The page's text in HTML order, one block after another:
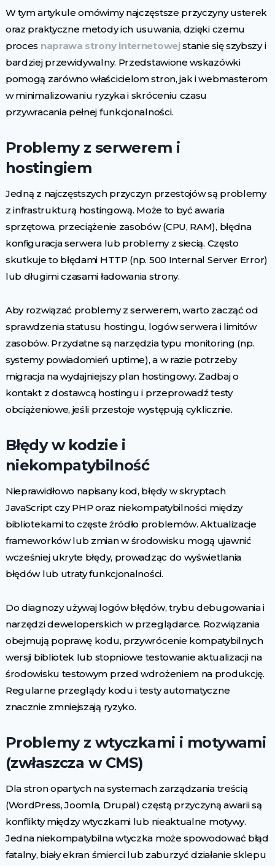
W tym artykule omówimy najczęstsze przyczyny usterek
oraz praktyczne metody ich usuwania, dzięki czemu
proces naprawa strony internetowejstanie się szybszy i
bardziej przewidywalny. Przedstawione wskazówki
pomogą zarówno właścicielom stron, jak i webmasterom
w minimalizowaniu ryzyka i skróceniu czasu
przywracania pełnej funkcjonalności.
Problemy z serwerem i
hostingiem
Jedną z najczęstszych przyczyn przestojów są problemy
z infrastrukturą hostingową. Może to być awaria
sprzętowa, przeciążenie zasobów (CPU, RAM), błędna
konfiguracja serwera lub problemy z siecią. Często
skutkuje to błędami HTTP (np. 500 Internal Server Error)
lub długimi czasami ładowania strony.
Aby rozwiązać problemy z serwerem, warto zacząć od
sprawdzenia statusu hostingu, logów serwera i limitów
zasobów. Przydatne są narzędzia typu monitoring (np.
systemy powiadomień uptime), a w razie potrzeby
migracja na wydajniejszy plan hostingowy. Zadbaj o
kontakt z dostawcą hostingu i przeprowadź testy
obciążeniowe, jeśli przestoje występują cyklicznie.
Błędy w kodzie i
niekompatybilność
Nieprawidłowo napisany kod, błędy w skryptach
JavaScript czy PHP oraz niekompatybilności między
bibliotekami to częste źródło problemów. Aktualizacje
frameworków lub zmian w środowisku mogą ujawnić
wcześniej ukryte błędy, prowadząc do wyświetlania
błędów lub utraty funkcjonalności.
Do diagnozy używaj logów błędów, trybu debugowania i
narzędzi deweloperskich w przeglądarce. Rozwiązania
obejmują poprawę kodu, przywrócenie kompatybilnych
wersji bibliotek lub stopniowe testowanie aktualizacji na
środowisku testowym przed wdrożeniem na produkcję.
Regularne przeglądy kodu i testy automatyczne
znacznie zmniejszają ryzyko.
Problemy z wtyczkami i motywami
(zwłaszcza w CMS)
Dla stron opartych na systemach zarządzania treścią
(WordPress, Joomla, Drupal) częstą przyczyną awarii są
konflikty między wtyczkami lub nieaktualne motywy.
Jedna niekompatybilna wtyczka może spowodować błąd
fatalny, biały ekran śmierci lub zaburzyć działanie sklepu